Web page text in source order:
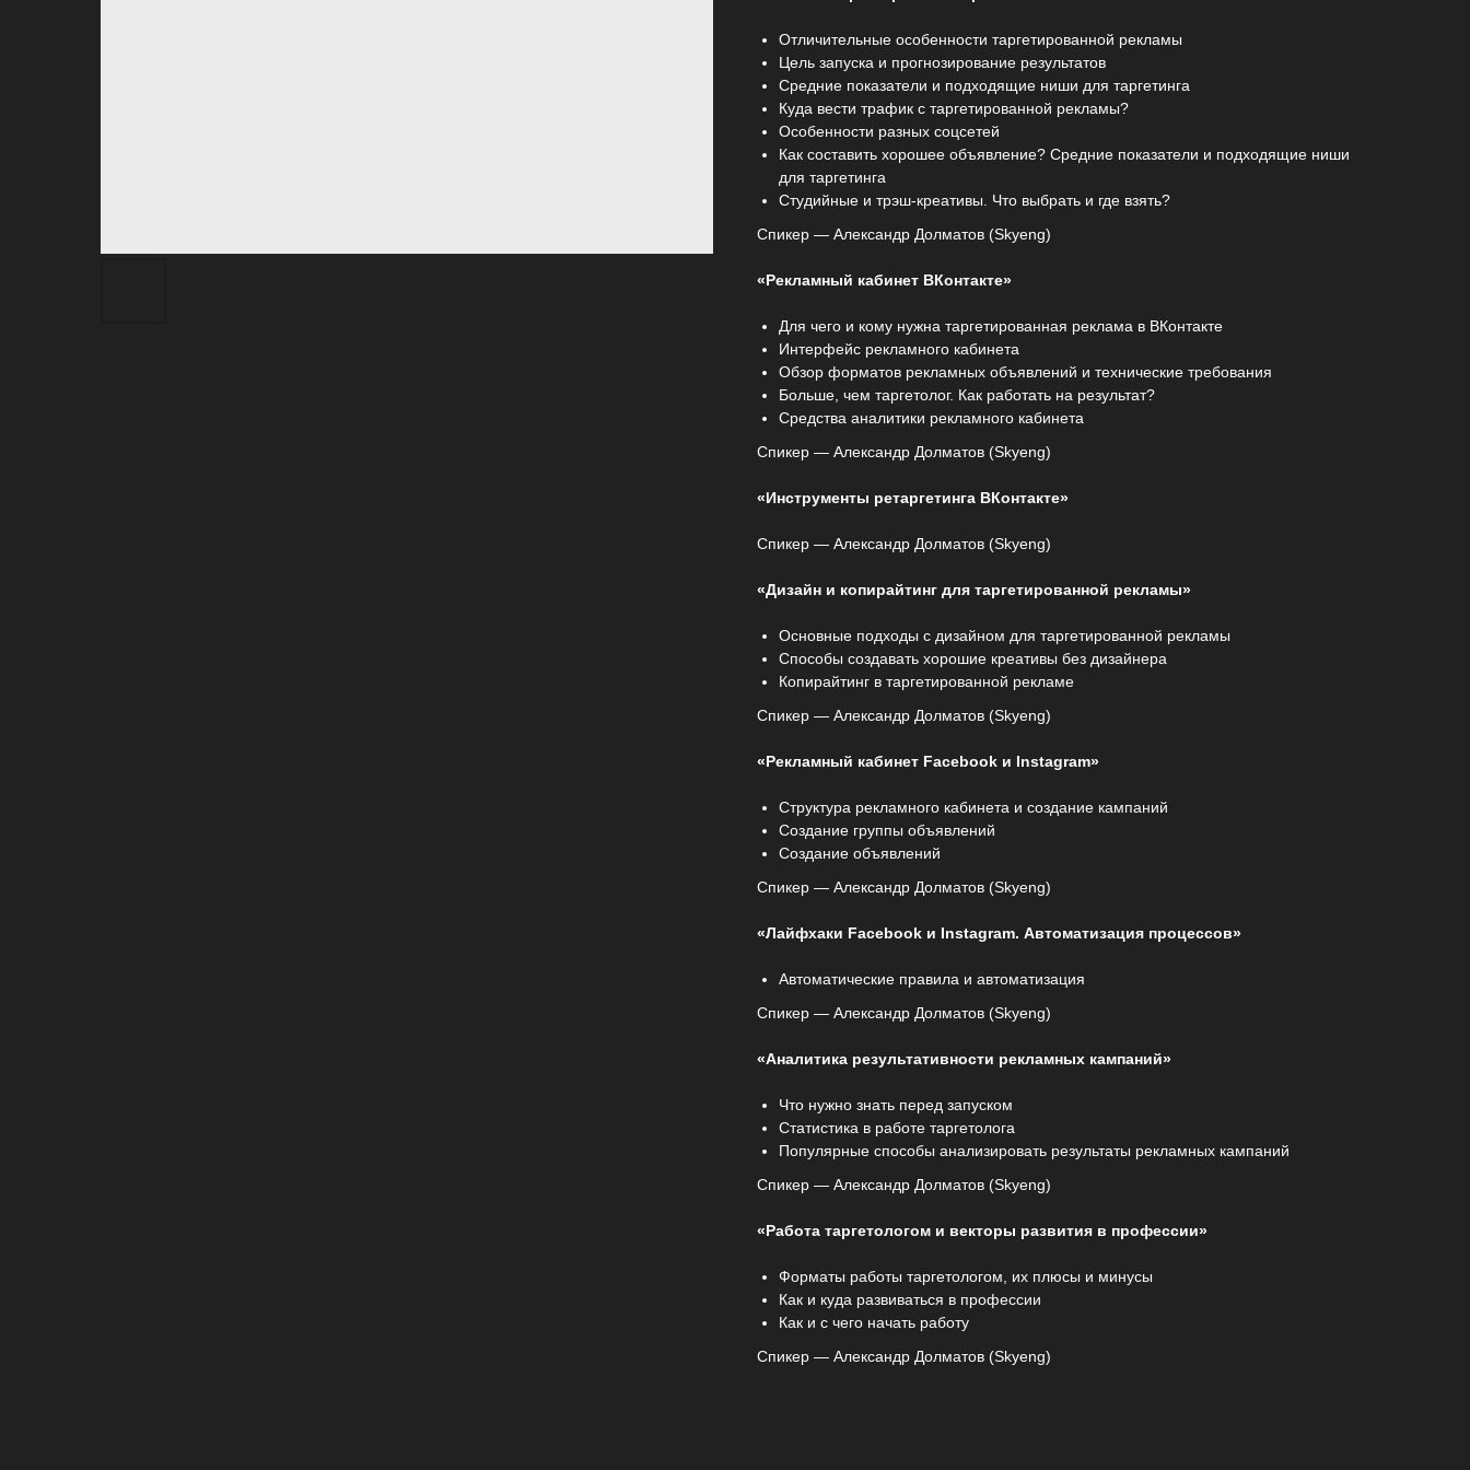
Отличительные особенности таргетированной рекламы
Цель запуска и прогнозирование результатов
Средние показатели и подходящие ниши для таргетинга
Куда вести трафик с таргетированной рекламы?
Особенности разных соцсетей
Как составить хорошее объявление? Средние показатели и подходящие ниши
для таргетинга
Студийные и трэш-креативы. Что выбрать и где взять?
Спикер — Александр Долматов (Skyeng)
«Рекламный кабинет ВКонтакте»
Для чего и кому нужна таргетированная реклама в ВКонтакте
Интерфейс рекламного кабинета
Обзор форматов рекламных объявлений и технические требования
Больше, чем таргетолог. Как работать на результат?
Средства аналитики рекламного кабинета
Спикер — Александр Долматов (Skyeng)
«Инструменты ретаргетинга ВКонтакте»
Спикер — Александр Долматов (Skyeng)
«Дизайн и копирайтинг для таргетированной рекламы»
Основные подходы с дизайном для таргетированной рекламы
Способы создавать хорошие креативы без дизайнера
Копирайтинг в таргетированной рекламе
Спикер — Александр Долматов (Skyeng)
«Рекламный кабинет Facebook и Instagram»
Структура рекламного кабинета и создание кампаний
Создание группы объявлений
Создание объявлений
Спикер — Александр Долматов (Skyeng)
«Лайфхаки Facebook и Instagram. Автоматизация процессов»
Автоматические правила и автоматизация
Спикер — Александр Долматов (Skyeng)
«Аналитика результативности рекламных кампаний»
Что нужно знать перед запуском
Статистика в работе таргетолога
Популярные способы анализировать результаты рекламных кампаний
Спикер — Александр Долматов (Skyeng)
«Работа таргетологом и векторы развития в профессии»
Форматы работы таргетологом, их плюсы и минусы
Как и куда развиваться в профессии
Как и с чего начать работу
Спикер — Александр Долматов (Skyeng)